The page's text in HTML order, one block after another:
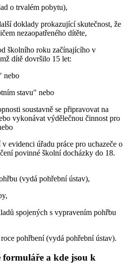
o trvalém pobytu),
doklady prokazující skutečnost, že
nezaopatřeného dítěte,
školního roku začínajícího v
dítě dovršilo 15 let:
nebo
stavu" nebo
soustavně se připravovat na
vykonávat výdělečnou činnost pro
evidenci úřadu práce pro uchazeče o
povinné školní docházky do 18.
(vydá pohřební ústav),
spojených s vypravením pohřbu
pohřbení (vydá pohřební ústav).
formuláře a kde jsou k